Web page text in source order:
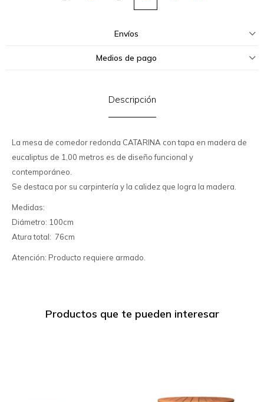
Envíos
Medios de pago
Descripción
La mesa de comedor redonda CATARINA con tapa en madera de
eucaliptus de 1,00 metros es de diseño funcional y
contemporáneo.
Se destaca por su carpintería y la calidez que logra la madera.
Medidas:
Diámetro: 100cm
Atura total: 76cm
Atención: Producto requiere armado.
Productos que te pueden interesar